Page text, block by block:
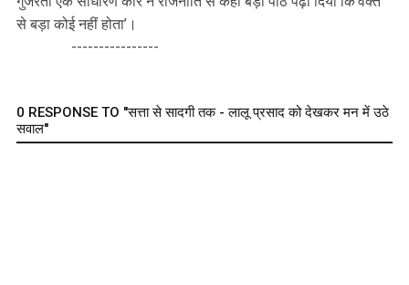
से बड़ा कोई नहीं होता’।
----------------
0 RESPONSE TO "सत्ता से सादगी तक - लालू प्रसाद को देखकर मन में उठे
सवाल"